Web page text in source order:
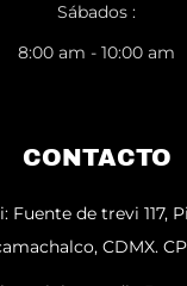
Sábados :
8:00 am - 10:00 am
CONTACTO
Fuente de trevi 117,
CDMX.